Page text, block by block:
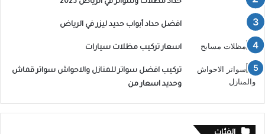
حداد مظلات وسواتر في الرياض 2023
افضل حداد أبواب حديد ليزر في الرياض
اسعار تركيب مظلات سيارات
تركيب افضل سواتر للمنازل والاحواش سواتر قماش
وحديد اسعار من